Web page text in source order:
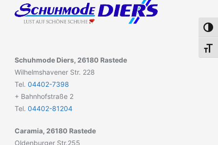
Schuhmode Diers, 26180 Rastede
Wilhelmshavener Str. 228
Tel. 04402-7398
+ Bahnhofstraße 2
Tel. 04402-81204
Caramia, 26180 Rastede
Oldenburger Str.255